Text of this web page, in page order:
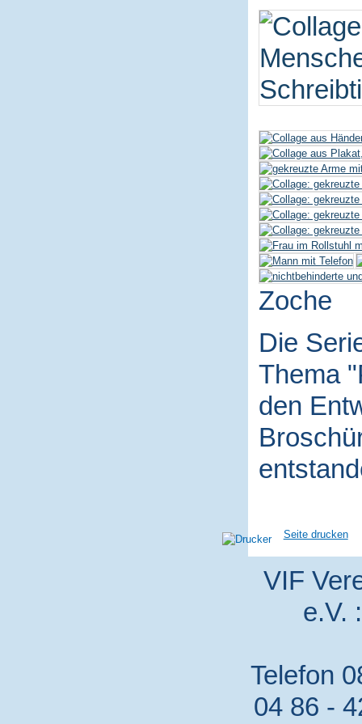
Zoche
Die
Thema
den
Seite drucken
VIF
e.V.
Telefon
04 86 -